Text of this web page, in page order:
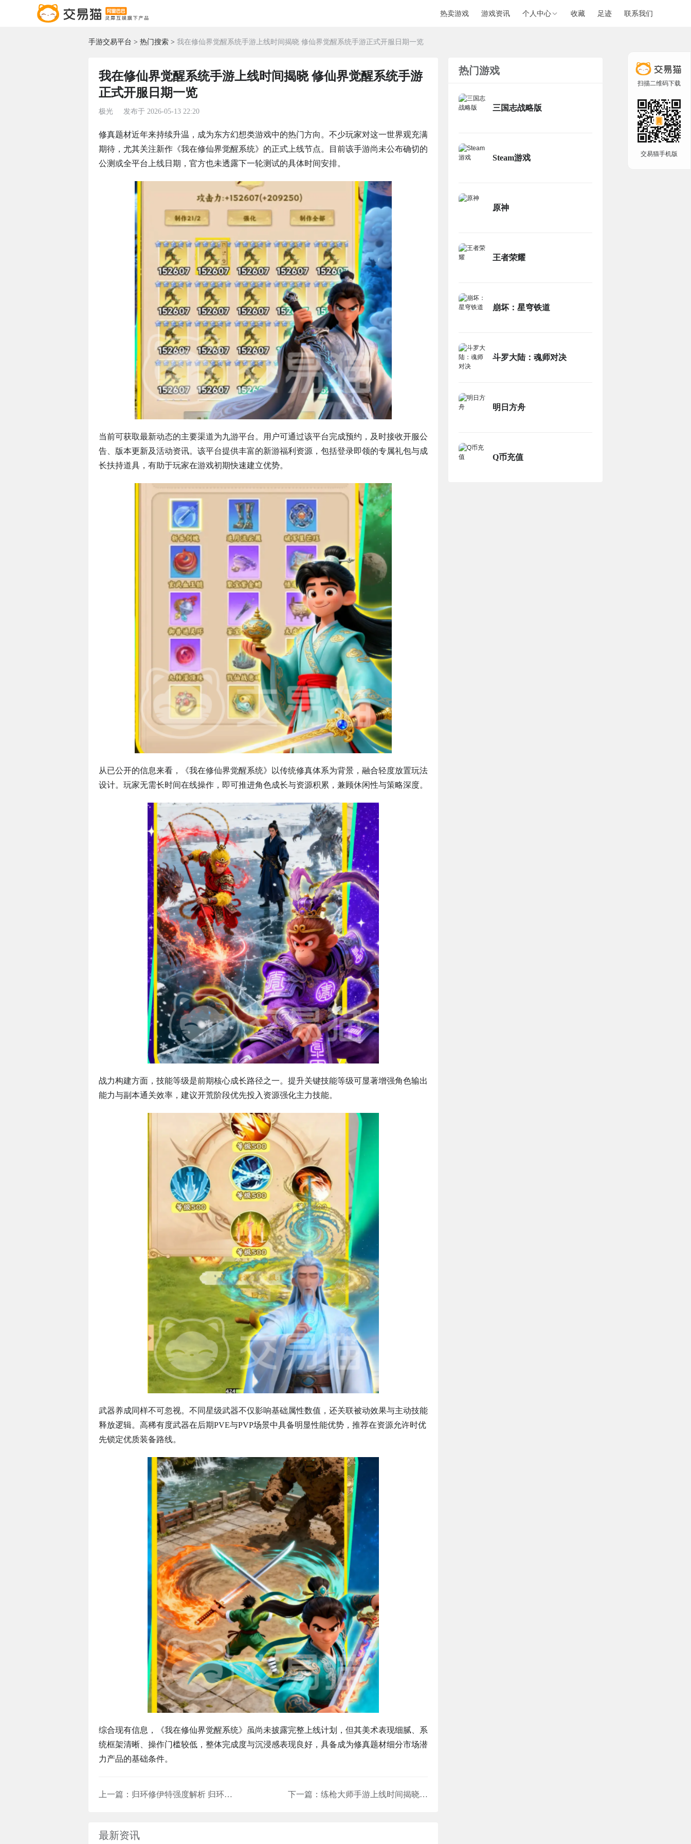
热卖游戏 游戏资讯 个人中心 收藏 足迹 联系我们
手游交易平台 热门搜索 我在修仙界觉醒系统手游上线时间揭晓 修仙界觉醒系统手游正式开服日期一览
我在修仙界觉醒系统手游上线时间揭晓 修仙界觉醒系统手游
正式开服日期一览
极光 发布于 2026-05-13 22:20
修真题材近年来持续升温，成为东方幻想类游戏中的热门方向。不少玩家对这一世界观充满
期待，尤其关注新作《我在修仙界觉醒系统》的正式上线节点。目前该手游尚未公布确切的
公测或全平台上线日期，官方也未透露下一轮测试的具体时间安排。
当前可获取最新动态的主要渠道为九游平台。用户可通过该平台完成预约，及时接收开服公
告、版本更新及活动资讯。该平台提供丰富的新游福利资源，包括登录即领的专属礼包与成
长扶持道具，有助于玩家在游戏初期快速建立优势。
从已公开的信息来看，《我在修仙界觉醒系统》以传统修真体系为背景，融合轻度放置玩法
设计。玩家无需长时间在线操作，即可推进角色成长与资源积累，兼顾休闲性与策略深度。
战力构建方面，技能等级是前期核心成长路径之一。提升关键技能等级可显著增强角色输出
能力与副本通关效率，建议开荒阶段优先投入资源强化主力技能。
武器养成同样不可忽视。不同星级武器不仅影响基础属性数值，还关联被动效果与主动技能
释放逻辑。高稀有度武器在后期PVE与PVP场景中具备明显性能优势，推荐在资源允许时优
先锁定优质装备路线。
综合现有信息，《我在修仙界觉醒系统》虽尚未披露完整上线计划，但其美术表现细腻、系
统框架清晰、操作门槛较低，整体完成度与沉浸感表现良好，具备成为修真题材细分市场潜
力产品的基础条件。
上一篇： 归环修伊特强度解析 归环修伊特角色定位与实战表现 下一篇： 练枪大师手游上线时间揭晓 练枪大师手游正式开服日期说明
最新资讯
热门游戏
三国志战略版
Steam游戏
原神
王者荣耀
崩坏：星穹铁道
斗罗大陆：魂师对决
明日方舟
Q币充值
扫描二维码下载
交易猫手机版